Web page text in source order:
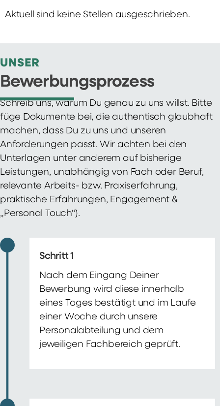
Aktuell sind keine Stellen ausgeschrieben.
UNSER
Bewerbungsprozess
Schreib uns, warum Du genau zu uns willst. Bitte
füge Dokumente bei, die authentisch glaubhaft
machen, dass Du zu uns und unseren
Anforderungen passt. Wir achten bei den
Unterlagen unter anderem auf bisherige
Leistungen, unabhängig von Fach oder Beruf,
relevante Arbeits- bzw. Praxiserfahrung,
praktische Erfahrungen, Engagement &
„Personal Touch“).
Schritt 1
Nach dem Eingang Deiner
Bewerbung wird diese innerhalb
eines Tages bestätigt und im Laufe
einer Woche durch unsere
Personalabteilung und dem
jeweiligen Fachbereich geprüft.